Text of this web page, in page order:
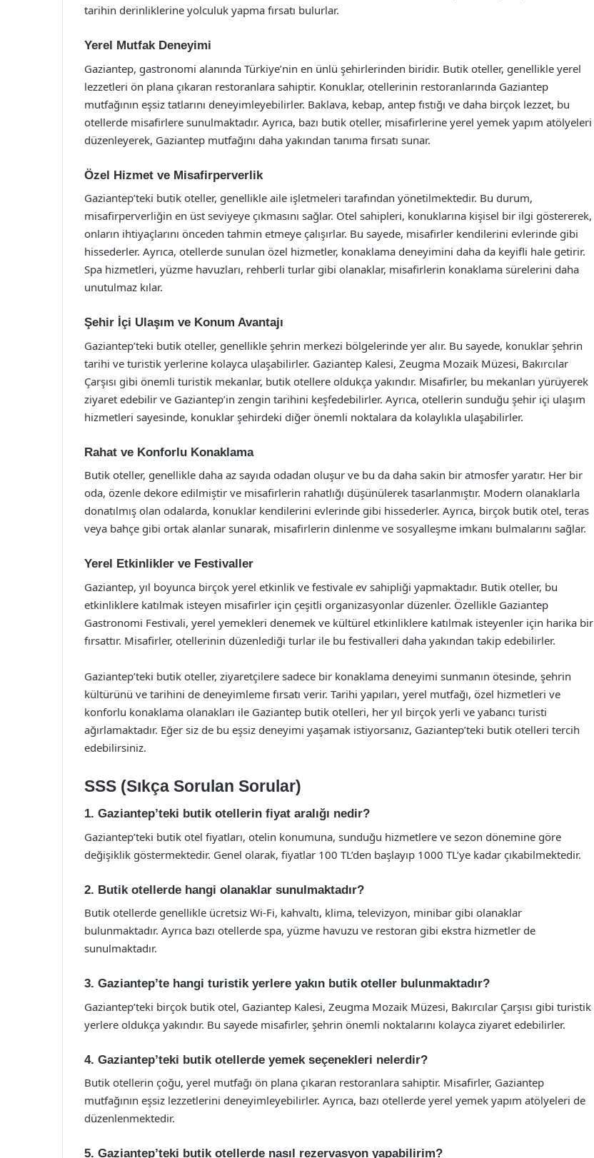
tarihin derinliklerine yolculuk yapma fırsatı bulurlar.
Yerel Mutfak Deneyimi
Gaziantep, gastronomi alanında Türkiye’nin en ünlü şehirlerinden biridir. Butik oteller, genellikle yerel
lezzetleri ön plana çıkaran restoranlara sahiptir. Konuklar, otellerinin restoranlarında Gaziantep
mutfağının eşsiz tatlarını deneyimleyebilirler. Baklava, kebap, antep fıstığı ve daha birçok lezzet, bu
otellerde misafirlere sunulmaktadır. Ayrıca, bazı butik oteller, misafirlerine yerel yemek yapım atölyeleri
düzenleyerek, Gaziantep mutfağını daha yakından tanıma fırsatı sunar.
Özel Hizmet ve Misafirperverlik
Gaziantep’teki butik oteller, genellikle aile işletmeleri tarafından yönetilmektedir. Bu durum,
misafirperverliğin en üst seviyeye çıkmasını sağlar. Otel sahipleri, konuklarına kişisel bir ilgi göstererek,
onların ihtiyaçlarını önceden tahmin etmeye çalışırlar. Bu sayede, misafirler kendilerini evlerinde gibi
hissederler. Ayrıca, otellerde sunulan özel hizmetler, konaklama deneyimini daha da keyifli hale getirir.
Spa hizmetleri, yüzme havuzları, rehberli turlar gibi olanaklar, misafirlerin konaklama sürelerini daha
unutulmaz kılar.
Şehir İçi Ulaşım ve Konum Avantajı
Gaziantep’teki butik oteller, genellikle şehrin merkezi bölgelerinde yer alır. Bu sayede, konuklar şehrin
tarihi ve turistik yerlerine kolayca ulaşabilirler. Gaziantep Kalesi, Zeugma Mozaik Müzesi, Bakırcılar
Çarşısı gibi önemli turistik mekanlar, butik otellere oldukça yakındır. Misafirler, bu mekanları yürüyerek
ziyaret edebilir ve Gaziantep’in zengin tarihini keşfedebilirler. Ayrıca, otellerin sunduğu şehir içi ulaşım
hizmetleri sayesinde, konuklar şehirdeki diğer önemli noktalara da kolaylıkla ulaşabilirler.
Rahat ve Konforlu Konaklama
Butik oteller, genellikle daha az sayıda odadan oluşur ve bu da daha sakin bir atmosfer yaratır. Her bir
oda, özenle dekore edilmiştir ve misafirlerin rahatlığı düşünülerek tasarlanmıştır. Modern olanaklarla
donatılmış olan odalarda, konuklar kendilerini evlerinde gibi hissederler. Ayrıca, birçok butik otel, teras
veya bahçe gibi ortak alanlar sunarak, misafirlerin dinlenme ve sosyalleşme imkanı bulmalarını sağlar.
Yerel Etkinlikler ve Festivaller
Gaziantep, yıl boyunca birçok yerel etkinlik ve festivale ev sahipliği yapmaktadır. Butik oteller, bu
etkinliklere katılmak isteyen misafirler için çeşitli organizasyonlar düzenler. Özellikle Gaziantep
Gastronomi Festivali, yerel yemekleri denemek ve kültürel etkinliklere katılmak isteyenler için harika bir
fırsattır. Misafirler, otellerinin düzenlediği turlar ile bu festivalleri daha yakından takip edebilirler.
Gaziantep’teki butik oteller, ziyaretçilere sadece bir konaklama deneyimi sunmanın ötesinde, şehrin
kültürünü ve tarihini de deneyimleme fırsatı verir. Tarihi yapıları, yerel mutfağı, özel hizmetleri ve
konforlu konaklama olanakları ile Gaziantep butik otelleri, her yıl birçok yerli ve yabancı turisti
ağırlamaktadır. Eğer siz de bu eşsiz deneyimi yaşamak istiyorsanız, Gaziantep’teki butik otelleri tercih
edebilirsiniz.
SSS (Sıkça Sorulan Sorular)
1. Gaziantep’teki butik otellerin fiyat aralığı nedir?
Gaziantep’teki butik otel fiyatları, otelin konumuna, sunduğu hizmetlere ve sezon dönemine göre
değişiklik göstermektedir. Genel olarak, fiyatlar 100 TL’den başlayıp 1000 TL’ye kadar çıkabilmektedir.
2. Butik otellerde hangi olanaklar sunulmaktadır?
Butik otellerde genellikle ücretsiz Wi-Fi, kahvaltı, klima, televizyon, minibar gibi olanaklar
bulunmaktadır. Ayrıca bazı otellerde spa, yüzme havuzu ve restoran gibi ekstra hizmetler de
sunulmaktadır.
3. Gaziantep’te hangi turistik yerlere yakın butik oteller bulunmaktadır?
Gaziantep’teki birçok butik otel, Gaziantep Kalesi, Zeugma Mozaik Müzesi, Bakırcılar Çarşısı gibi turistik
yerlere oldukça yakındır. Bu sayede misafirler, şehrin önemli noktalarını kolayca ziyaret edebilirler.
4. Gaziantep’teki butik otellerde yemek seçenekleri nelerdir?
Butik otellerin çoğu, yerel mutfağı ön plana çıkaran restoranlara sahiptir. Misafirler, Gaziantep
mutfağının eşsiz lezzetlerini deneyimleyebilirler. Ayrıca, bazı otellerde yerel yemek yapım atölyeleri de
düzenlenmektedir.
5. Gaziantep’teki butik otellerde nasıl rezervasyon yapabilirim?